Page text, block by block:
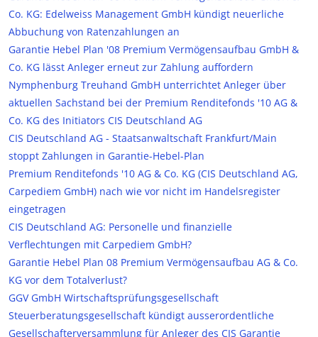
Co. KG: Edelweiss Management GmbH kündigt neuerliche
Abbuchung von Ratenzahlungen an
Garantie Hebel Plan '08 Premium Vermögensaufbau GmbH &
Co. KG lässt Anleger erneut zur Zahlung auffordern
Nymphenburg Treuhand GmbH unterrichtet Anleger über
aktuellen Sachstand bei der Premium Renditefonds '10 AG &
Co. KG des Initiators CIS Deutschland AG
CIS Deutschland AG - Staatsanwaltschaft Frankfurt/Main
stoppt Zahlungen in Garantie-Hebel-Plan
Premium Renditefonds '10 AG & Co. KG (CIS Deutschland AG,
Carpediem GmbH) nach wie vor nicht im Handelsregister
eingetragen
CIS Deutschland AG: Personelle und finanzielle
Verflechtungen mit Carpediem GmbH?
Garantie Hebel Plan 08 Premium Vermögensaufbau AG & Co.
KG vor dem Totalverlust?
GGV GmbH Wirtschaftsprüfungsgesellschaft
Steuerberatungsgesellschaft kündigt ausserordentliche
Gesellschafterversammlung für Anleger des CIS Garantie